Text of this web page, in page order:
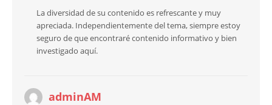
La diversidad de su contenido es refrescante y muy
apreciada. Independientemente del tema, siempre estoy
seguro de que encontraré contenido informativo y bien
investigado aquí.
adminAM